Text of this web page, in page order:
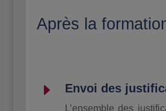
Après la
E Envoi des
L’ensemble des